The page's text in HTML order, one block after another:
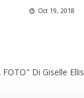
Oct 19, 2018
Di Giselle Ellis